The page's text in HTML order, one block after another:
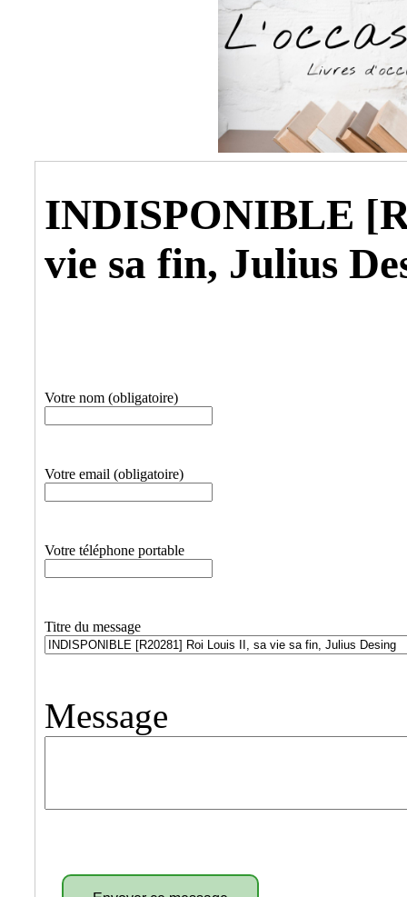
INDISPONIBLE
vie sa fin, Julius
Votre nom (obligatoire)
Votre email (obligatoire)
Votre téléphone portable
Titre du message
Message